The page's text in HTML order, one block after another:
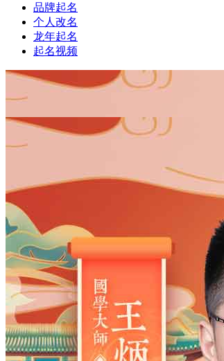
品牌起名
个人改名
龙年起名
起名视频
男
男 女
出生时间
2026年 日21 时51分
年
2028
2027 2026 2025 2024
2006
2005 2004 2003 2002